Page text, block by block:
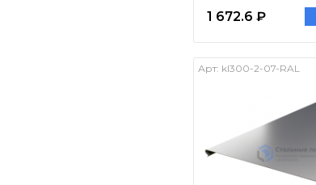
1 672.6 ₽
Арт: kl300-2-07-RAL